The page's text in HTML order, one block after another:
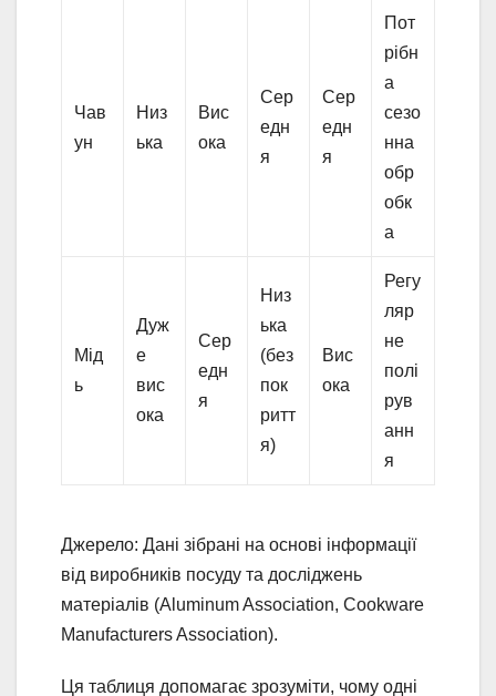
Чав
ун
Низ
ька
Вис
ока
Сер
едн
я
Сер
едн
я
Пот
рібн
а
сезо
нна
обр
обк
а
Мід
ь
Дуж
е
вис
ока
Сер
едн
я
Низ
ька
(без
пок
ритт
я)
Вис
ока
Регу
ляр
не
полі
рув
анн
я
Джерело: Дані зібрані на основі інформації
від виробників посуду та досліджень
матеріалів (Aluminum Association, Cookware
Manufacturers Association).
Ця таблиця допомагає зрозуміти, чому одні